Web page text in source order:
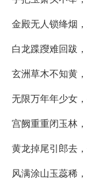
金殿无人锁绛烟
白龙蹀躞难回跋
玄洲草木不知黄
无限万年年少女
宫阙重重闭玉林
黄龙掉尾引郎去
风满涂山玉蕊稀